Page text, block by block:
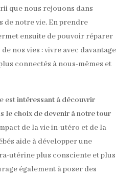
que nous rejouons dans
de notre vie. En prendre
ensuite de pouvoir réparer
nos vies : vivre avec davantage
connectés à nous-mêmes et
estintéressant à découvrir
le choix de devenir à notre tour
de la vie in-utéro et de la
aide à développer une
utérine plus consciente et plus
également à poser des